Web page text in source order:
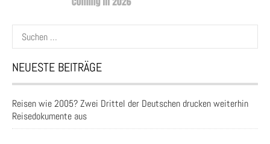
Suchen
nach:
NEUESTE BEITRÄGE
Reisen wie 2005? Zwei Drittel der Deutschen drucken weiterhin
Reisedokumente aus